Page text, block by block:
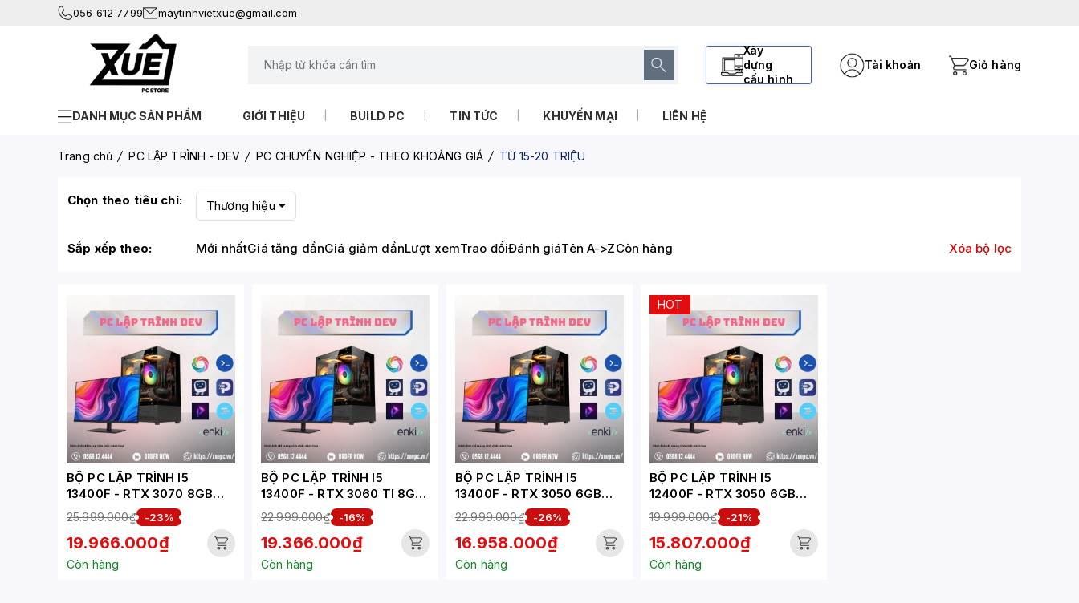
056 612 7799 maytinhvietxue@gmail.com
Xây
dựng
cấu hình
Tài khoản Giỏ hàng
DANH MỤC SẢN PHẨM GIỚI THIỆU BUILD PC TIN TỨC KHUYẾN MẠI LIÊN HỆ
Trang chủ PC LẬP TRÌNH - DEV PC CHUYÊN NGHIỆP - THEO KHOẢNG GIÁ TỪ 15-20 TRIỆU
Chọn theo tiêu chí: Thương hiệu
Sắp xếp theo: Mới nhấtGiá tăng dầnGiá giảm dầnLượt xemTrao đổiĐánh giáTên A->ZCòn hàng Xóa bộ lọc
BỘ PC LẬP TRÌNH I5
13400F - RTX 3070 8GB
(XUEPC012-LT)
25.999.000₫ -23%
19.966.000₫
Còn hàng
BỘ PC LẬP TRÌNH I5
13400F - RTX 3060 TI 8GB
(XUEPC011-LT)
22.999.000₫ -16%
19.366.000₫
Còn hàng
BỘ PC LẬP TRÌNH I5
13400F - RTX 3050 6GB
(XUEPC009-LT)
22.999.000₫ -26%
16.958.000₫
Còn hàng
HOT
BỘ PC LẬP TRÌNH I5
12400F - RTX 3050 6GB
(XUEPC004-LT)
19.999.000₫ -21%
15.807.000₫
Còn hàng